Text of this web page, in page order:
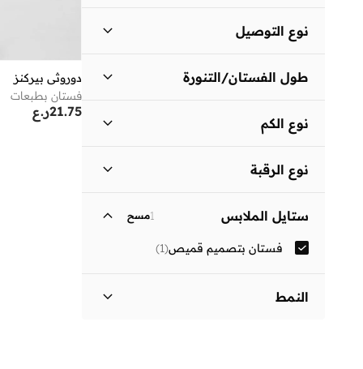
ر.ع
انطلق
نوع التوصيل
طول الفستان/التنورة
نوع الكم
نوع الرقبة
ستايل الملابس 1مسح
فستان بتصميم قميص(
1
)
النمط
دوروثي بيركنز
فستان بطبعات
ر.ع21.75